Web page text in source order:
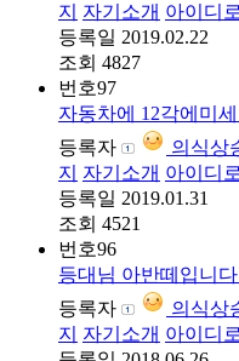
지
자기소개 아이디
등록일 2019.02.22
조회 4827
번호97
자동차에 12각에미
등록자
의식상
지
자기소개 아이디
등록일 2019.01.31
조회 4521
번호96
등대님 아반떼입니
등록자
의식상
지
자기소개 아이디